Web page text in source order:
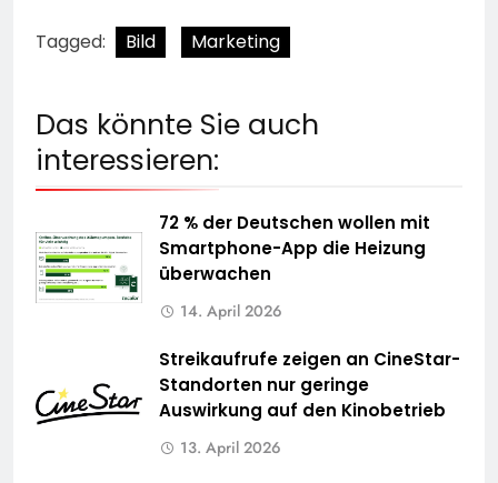
Tagged: Bild Marketing
Das könnte Sie auch
interessieren:
72 % der Deutschen wollen mit
Smartphone-App die Heizung
überwachen
14. April 2026
Streikaufrufe zeigen an CineStar-
Standorten nur geringe
Auswirkung auf den Kinobetrieb
13. April 2026